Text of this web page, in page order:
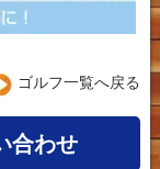
ゴルフ一覧へ戻る
合わせ